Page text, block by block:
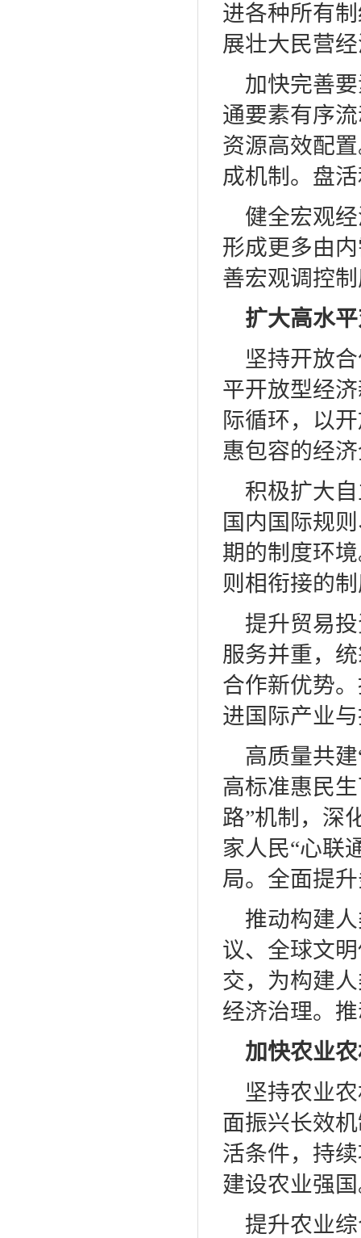
进各种所有
展壮大民营
加快完善
通要素有序
资源高效配
成机制。盘
健全宏观
形成更多由
善宏观调控
扩大高水
坚持开放
平开放型经
际循环，以
惠包容的经
积极扩大
国内国际规
期的制度环
则相衔接的
提升贸易
服务并重，
合作新优势
进国际产业
高质量共建
高标准惠民
路”机制，深
家人民“心联
局。全面提
推动构建
议、全球文
交，为构建
经济治理。
加快农业
坚持农业
面振兴长效
活条件，持
建设农业强
提升农业